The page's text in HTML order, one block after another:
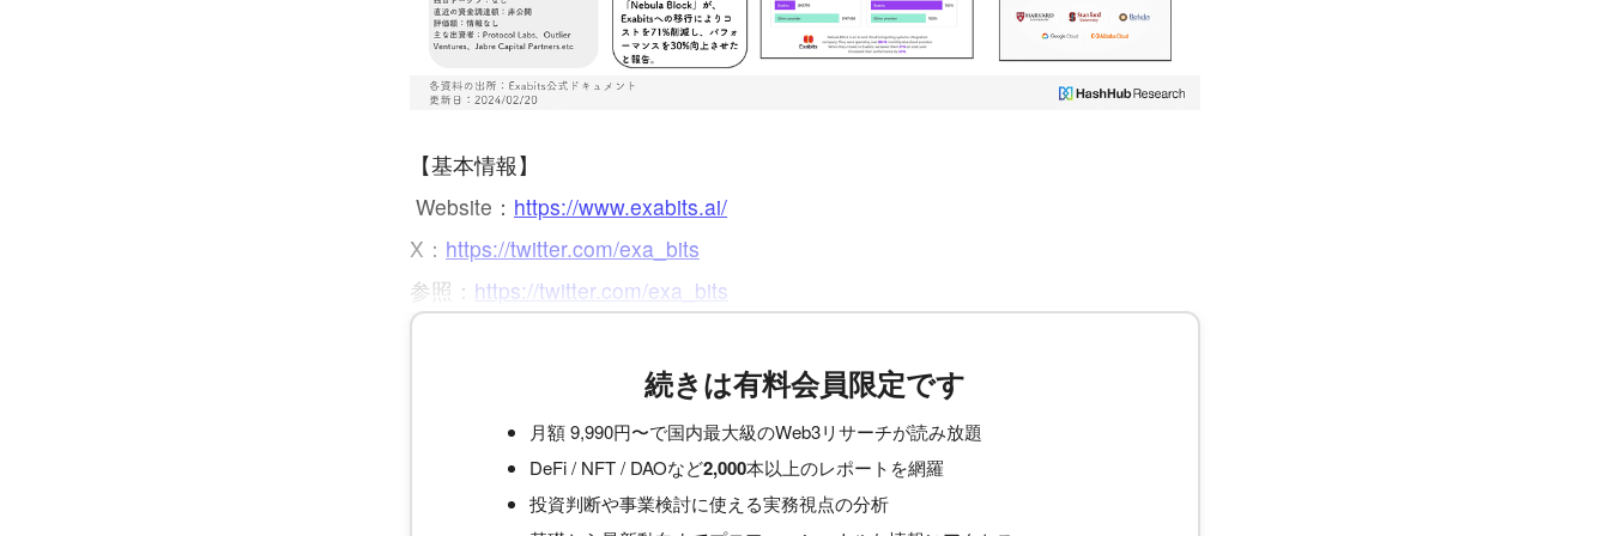
【基本情報】
Website： https://www.exabits.ai/
X： https://twitter.com/exa_bits
参照： https://twitter.com/exa_bits
続きは有料会員限定です
月額 9,990円〜で国内最大級のWeb3リサーチが読み放題
DeFi / NFT / DAOなど2,000本以上のレポートを網羅
投資判断や事業検討に使える実務視点の分析